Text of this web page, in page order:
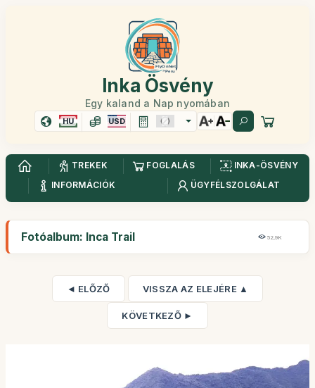
Inka Ösvény
Egy kaland a Nap nyomában
HU USD
TREKEK FOGLALÁS
INKA-ÖSVÉNY
INFORMÁCIÓK
ÜGYFÉLSZOLGÁLAT
Fotóalbum: Inca Trail 52,9K
◄ ELŐZŐ VISSZA AZ ELEJÉRE ▲
KÖVETKEZŐ ►